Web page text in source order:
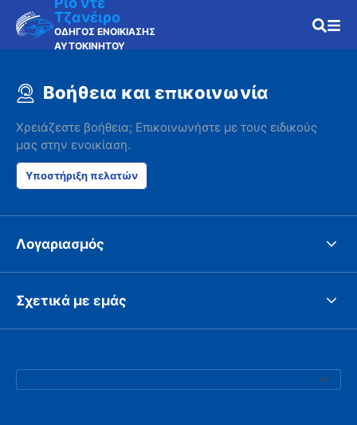
Τζανέιρο
ΟΔΗΓΟΣ ΕΝΟΙΚΙΑΣΗΣ
ΑΥΤΟΚΙΝΗΤΟΥ
Βοήθεια και επικοινωνία
Χρειάζεστε βοήθεια; Επικοινωνήστε με τους ειδικούς
μας στην ενοικίαση.
Υποστήριξη πελατών
Λογαριασμός
Σχετικά με εμάς